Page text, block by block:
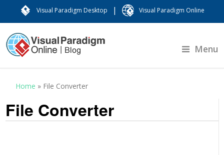
Visual Paradigm Desktop | Visual Paradigm Online
Menu
Home » File Converter
File Converter